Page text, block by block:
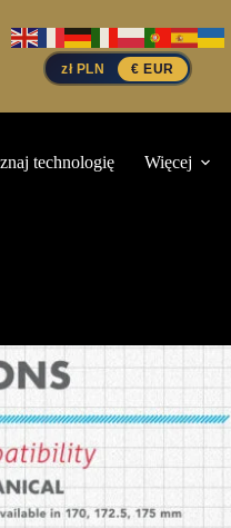
zł PLN € EUR
technologię Więcej